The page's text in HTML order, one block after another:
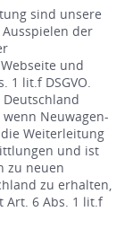
sind unsere
der
und
1 lit.f DSGVO.
Neuwagen-
Weiterleitung
und ist
zu neuen
zu erhalten,
Art. 6 Abs. 1 lit.f